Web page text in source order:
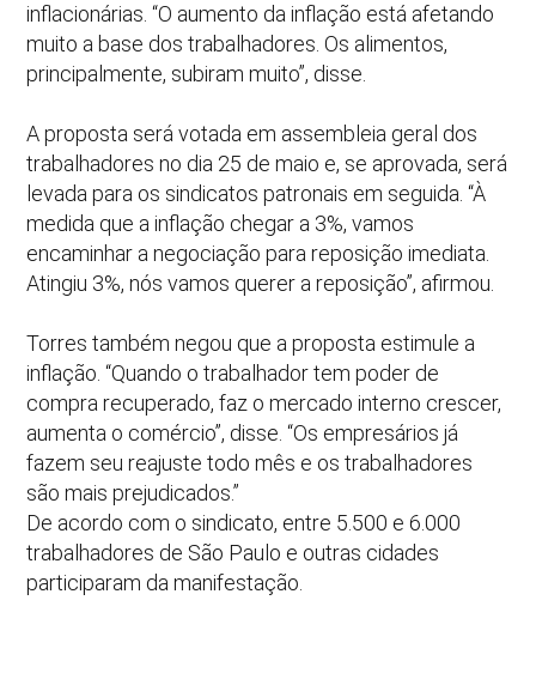
inflacionárias. “O aumento da inflação está afetando
muito a base dos trabalhadores. Os alimentos,
principalmente, subiram muito”, disse.
A proposta será votada em assembleia geral dos
trabalhadores no dia 25 de maio e, se aprovada, será
levada para os sindicatos patronais em seguida. “À
medida que a inflação chegar a 3%, vamos
encaminhar a negociação para reposição imediata.
Atingiu 3%, nós vamos querer a reposição”, afirmou.
Torres também negou que a proposta estimule a
inflação. “Quando o trabalhador tem poder de
compra recuperado, faz o mercado interno crescer,
aumenta o comércio”, disse. “Os empresários já
fazem seu reajuste todo mês e os trabalhadores
são mais prejudicados.”
De acordo com o sindicato, entre 5.500 e 6.000
trabalhadores de São Paulo e outras cidades
participaram da manifestação.